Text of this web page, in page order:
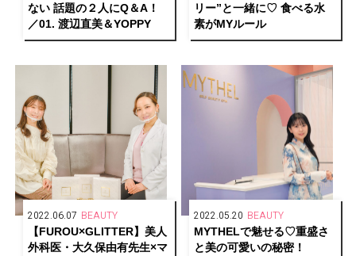
ない 話題の２人にQ＆A！
／01. 渡辺直美＆YOPPY
リー”と一緒に♡ 食べる水
素がMYルール
2022.06.07 BEAUTY
【FUROU×GLITTER】美人
外科医・大久保由有先生×マ
2022.05.20 BEAUTY
MYTHELで魅せる♡重盛さ
と美の可愛いの秘密！